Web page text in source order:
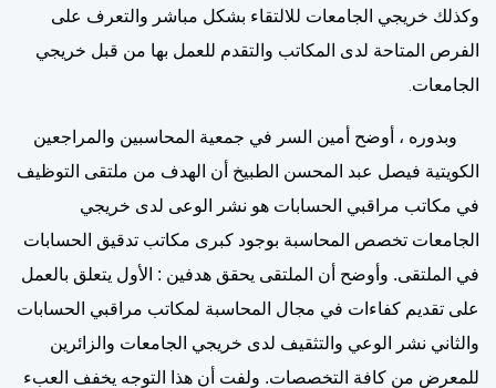
وكذلك خريجي الجامعات للالتقاء بشكل مباشر والتعرف على
الفرص المتاحة لدى المكاتب والتقدم للعمل بها من قبل خريجي
الجامعات.
وبدوره ، أوضح أمين السر في جمعية المحاسبين والمراجعين
الكويتية فيصل عبد المحسن الطبيخ أن الهدف من ملتقى التوظيف
في مكاتب مراقبي الحسابات هو نشر الوعى لدى خريجي
الجامعات تخصص المحاسبة بوجود كبرى مكاتب تدقيق الحسابات
في الملتقى. وأوضح أن الملتقى يحقق هدفين : الأول يتعلق بالعمل
على تقديم كفاءات في مجال المحاسبة لمكاتب مراقبي الحسابات
والثاني نشر الوعي والتثقيف لدى خريجي الجامعات والزائرين
للمعرض من كافة التخصصات. ولفت أن هذا التوجه يخفف العبء